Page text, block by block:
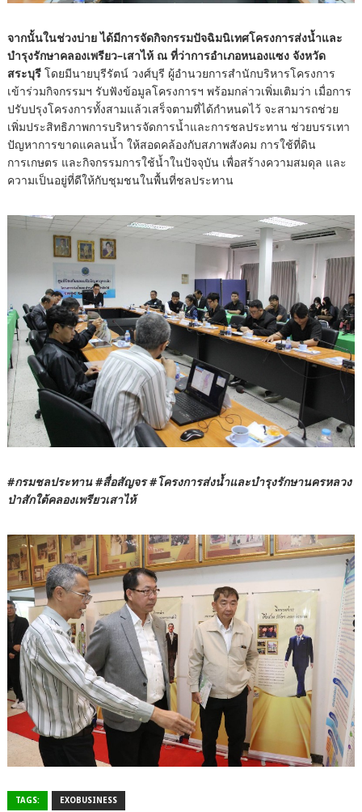
จากนั้นในช่วงบ่าย ได้มีการจัดกิจกรรมปัจฉิมนิเทศโครงการส่งน้ำและ
บำรุงรักษาคลองเพรียว–เสาไห้ ณ ที่ว่าการอำเภอหนองแซง จังหวัด
สระบุรีโดยมีนายบุรีรัตน์ วงศ์บุรี ผู้อำนวยการสำนักบริหารโครงการ
เข้าร่วมกิจกรรมฯ รับฟังข้อมูลโครงการฯ พร้อมกล่าวเพิ่มเติมว่า เมื่อการ
ปรับปรุงโครงการทั้งสามแล้วเสร็จตามที่ได้กำหนดไว้ จะสามารถช่วย
เพิ่มประสิทธิภาพการบริหารจัดการน้ำและการชลประทาน ช่วยบรรเทา
ปัญหาการขาดแคลนน้ำ ให้สอดคล้องกับสภาพสังคม การใช้ที่ดิน
การเกษตร และกิจกรรมการใช้น้ำในปัจจุบัน เพื่อสร้างความสมดุล และ
ความเป็นอยู่ที่ดีให้กับชุมชนในพื้นที่ชลประทาน
#กรมชลประทาน #สื่อสัญจร #โครงการส่งน้ำและบำรุงรักษานครหลวง
ป่าสักใต้คลองเพรียวเสาไห้
TAGS: EXOBUSINESS